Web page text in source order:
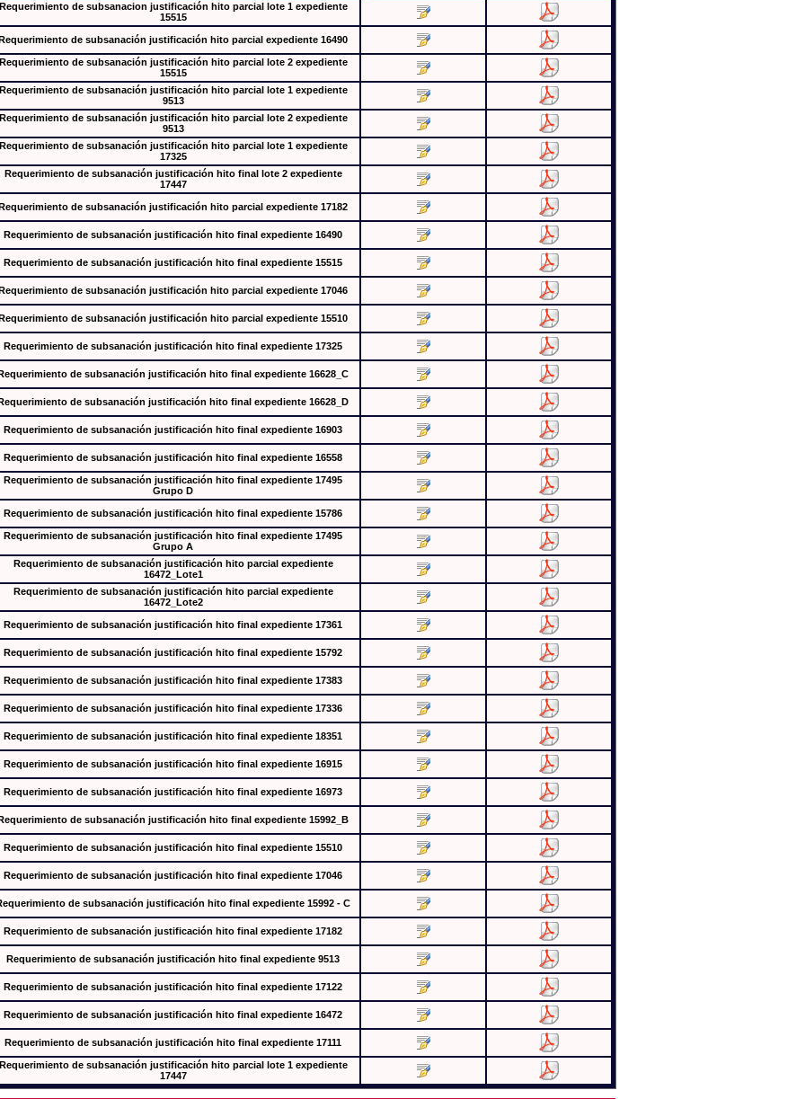
de subsanacion justificación hito parcial lote 1 expediente
15515
de subsanación justificación hito parcial expediente 16490
de subsanación justificación hito parcial lote 2 expediente
15515
de subsanación justificación hito parcial lote 1 expediente
9513
de subsanación justificación hito parcial lote 2 expediente
9513
de subsanación justificación hito parcial lote 1 expediente
17325
Requerimiento de subsanación justificación hito final lote 2 expediente
17447
de subsanación justificación hito parcial expediente 17182
Requerimiento de subsanación justificación hito final expediente 16490
Requerimiento de subsanación justificación hito final expediente 15515
de subsanación justificación hito parcial expediente 17046
de subsanación justificación hito parcial expediente 15510
Requerimiento de subsanación justificación hito final expediente 17325
de subsanación justificación hito final expediente 16628_C
de subsanación justificación hito final expediente 16628_D
Requerimiento de subsanación justificación hito final expediente 16903
Requerimiento de subsanación justificación hito final expediente 16558
Requerimiento de subsanación justificación hito final expediente 17495
Grupo D
Requerimiento de subsanación justificación hito final expediente 15786
Requerimiento de subsanación justificación hito final expediente 17495
Grupo A
Requerimiento de subsanación justificación hito parcial expediente
16472_Lote1
Requerimiento de subsanación justificación hito parcial expediente
16472_Lote2
Requerimiento de subsanación justificación hito final expediente 17361
Requerimiento de subsanación justificación hito final expediente 15792
Requerimiento de subsanación justificación hito final expediente 17383
Requerimiento de subsanación justificación hito final expediente 17336
Requerimiento de subsanación justificación hito final expediente 18351
Requerimiento de subsanación justificación hito final expediente 16915
Requerimiento de subsanación justificación hito final expediente 16973
de subsanación justificación hito final expediente 15992_B
Requerimiento de subsanación justificación hito final expediente 15510
Requerimiento de subsanación justificación hito final expediente 17046
de subsanación justificación hito final expediente 15992 - C
Requerimiento de subsanación justificación hito final expediente 17182
Requerimiento de subsanación justificación hito final expediente 9513
Requerimiento de subsanación justificación hito final expediente 17122
Requerimiento de subsanación justificación hito final expediente 16472
Requerimiento de subsanación justificación hito final expediente 17111
de subsanación justificación hito parcial lote 1 expediente
17447